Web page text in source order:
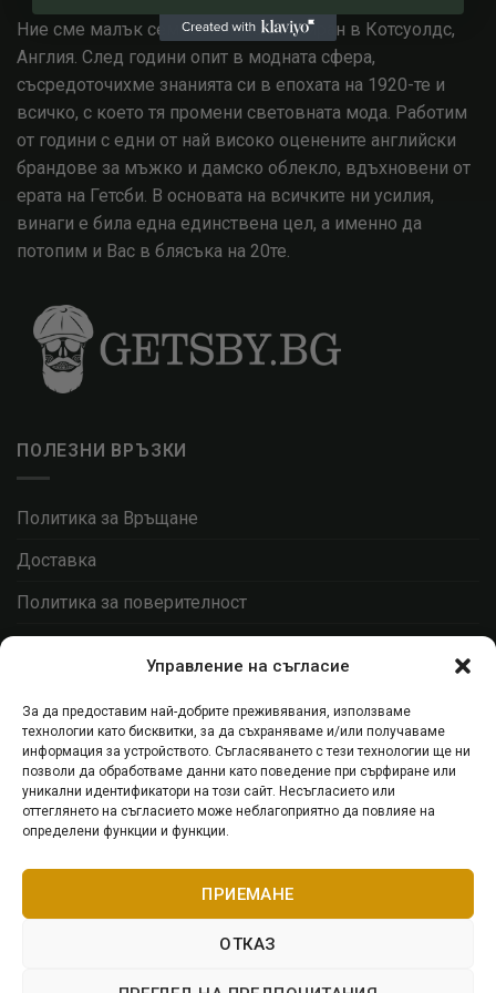
Управление на съгласие
За да предоставим най-добрите преживявания, използваме
технологии като бисквитки, за да съхраняваме и/или получаваме
информация за устройството. Съгласяването с тези технологии ще ни
позволи да обработваме данни като поведение при сърфиране или
уникални идентификатори на този сайт. Несъгласието или
оттеглянето на съгласието може неблагоприятно да повлияе на
определени функции и функции.
ПРИЕМАНЕ
ОТКАЗ
Ние сме малък семеен бизнес, базиран в Котсуолдс,
Англия. След години опит в модната сфера,
съсредоточихме знанията си в епохата на 1920-те и
всичко, с което тя промени световната мода. Работим
от години с едни от най високо оценените английски
брандове за мъжко и дамско облекло, вдъхновени от
ерата на Гетсби. В основата на всичките ни усилия,
винаги е била една единствена цел, а именно да
потопим и Вас в блясъка на 20те.
ПОЛЕЗНИ ВРЪЗКИ
Политика за Връщане
Доставка
Политика за поверителност
ЗАПИШИ СЕ ЗА НАЙ-ДОБРИТЕ ОФЕРТИ
Стани Гетсби
Запиши се за ВИП листата, за да получаваш
специални оферти.